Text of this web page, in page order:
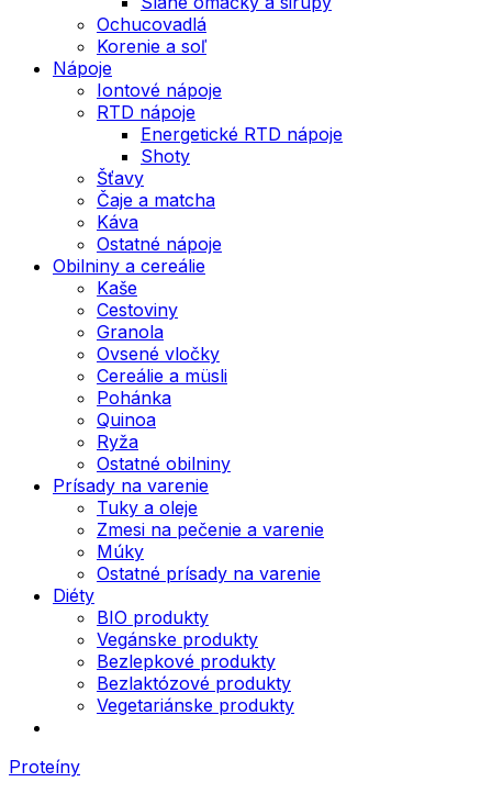
Ochucovadlá
Korenie a soľ
Nápoje
Iontové nápoje
RTD nápoje
Energetické RTD nápoje
Shoty
Šťavy
Čaje a matcha
Káva
Ostatné nápoje
Obilniny a cereálie
Kaše
Cestoviny
Granola
Ovsené vločky
Cereálie a müsli
Pohánka
Quinoa
Ryža
Ostatné obilniny
Prísady na varenie
Tuky a oleje
Zmesi na pečenie a varenie
Múky
Ostatné prísady na varenie
Diéty
BIO produkty
Vegánske produkty
Bezlepkové produkty
Bezlaktózové produkty
Vegetariánske produkty
Proteíny